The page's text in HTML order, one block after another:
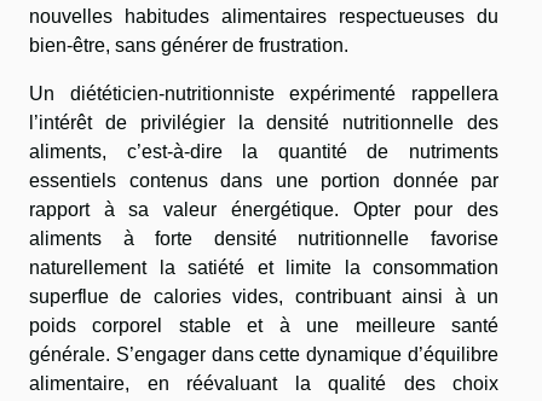
nouvelles habitudes alimentaires respectueuses du
bien-être, sans générer de frustration.
Un diététicien-nutritionniste expérimenté rappellera
l’intérêt de privilégier la densité nutritionnelle des
aliments, c’est-à-dire la quantité de nutriments
essentiels contenus dans une portion donnée par
rapport à sa valeur énergétique. Opter pour des
aliments à forte densité nutritionnelle favorise
naturellement la satiété et limite la consommation
superflue de calories vides, contribuant ainsi à un
poids corporel stable et à une meilleure santé
générale. S’engager dans cette dynamique d’équilibre
alimentaire, en réévaluant la qualité des choix